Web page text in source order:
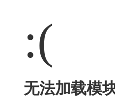
:(
无法加载模